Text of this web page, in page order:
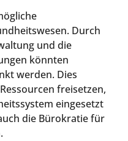
Durch
und die
könnten
werden. Dies
freisetzen,
eingesetzt
die Bürokratie für